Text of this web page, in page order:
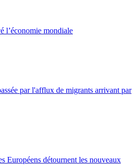
l’économie mondiale
par l'afflux de migrants arrivant par
Européens détournent les nouveaux